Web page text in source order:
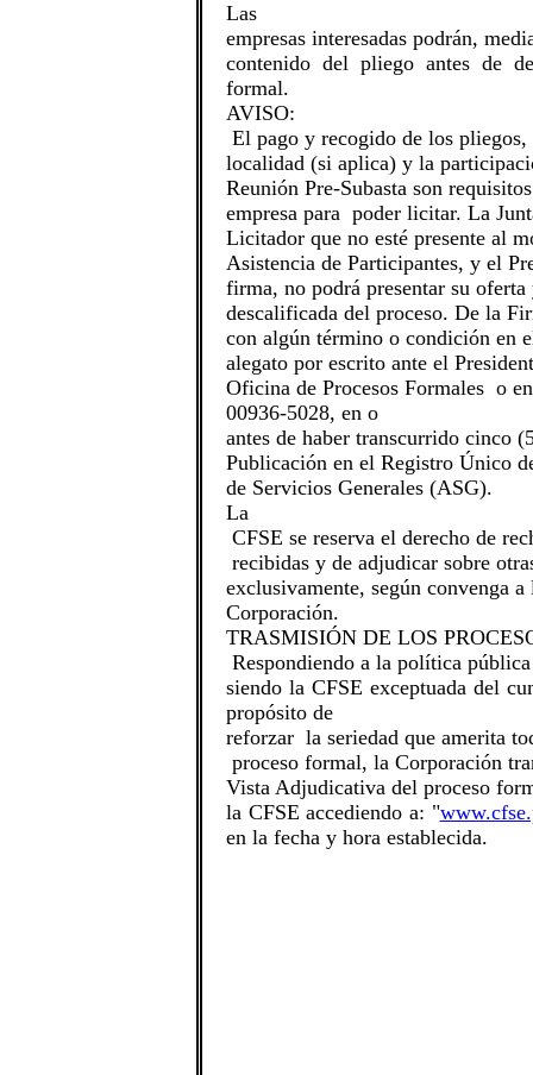
Las
empresas interesadas podrán,
contenido del pliego antes de
formal.
AVISO:
El pago y recogido de los
localidad (si aplica) y la
Reunión Pre-Subasta son
empresa para poder licitar. La
Licitador que no esté presente al
Asistencia de Participantes, y el
firma, no podrá presentar su oferta
descalificada del proceso. De la
con algún término o condición en
alegato por escrito ante el
Oficina de Procesos Formales o
00936-5028, en o
antes de haber transcurrido cinco
Publicación en el Registro Único
de Servicios Generales (ASG).
La
CFSE se reserva el derecho de
recibidas y de adjudicar sobre
exclusivamente, según convenga
Corporación.
TRASMISIÓN DE LOS
Respondiendo a la política
siendo la CFSE exceptuada del
propósito de
reforzar la seriedad que amerita
proceso formal, la Corporación
Vista Adjudicativa del proceso
la CFSE accediendo a: "
en la fecha y hora establecida.